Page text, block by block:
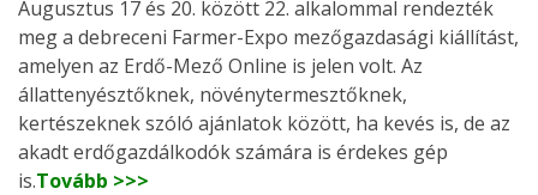
Augusztus 17 és 20. között 22. alkalommal rendezték
meg a debreceni Farmer-Expo mezőgazdasági kiállítást,
amelyen az Erdő-Mező Online is jelen volt. Az
állattenyésztőknek, növénytermesztőknek,
kertészeknek szóló ajánlatok között, ha kevés is, de az
akadt erdőgazdálkodók számára is érdekes gép
is.Tovább >>>